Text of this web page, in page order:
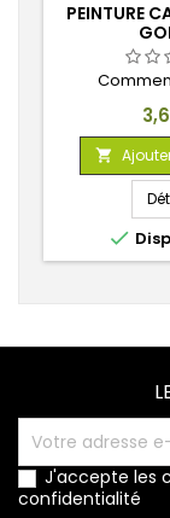
PEINTURE
Prix


J'accepte les
confidentialité